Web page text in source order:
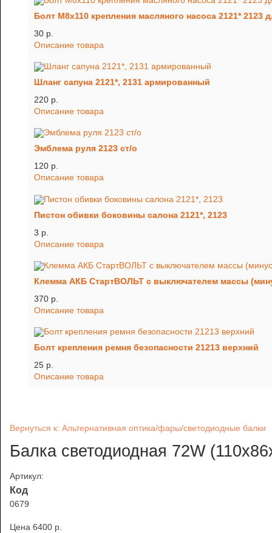
Болт М8х110 крепления масляного насоса 2121* 2123
30 p.
Описание товара
Шланг сапуна 2121*, 2131 армированный
220 p.
Описание товара
Эмблема руля 2123 ст/о
120 p.
Описание товара
Пистон обивки боковины салона 2121*, 2123
3 p.
Описание товара
Клемма АКБ СтартВОЛЬТ с выключателем массы
370 p.
Описание товара
Болт крепления ремня безопасности 21213 верхний
25 p.
Описание товара
Вернуться к: Альтернативная оптика/фары/светодиодные балки
Балка светодиодная 72W
Артикул:
Код
0679
Цена 6400 p.